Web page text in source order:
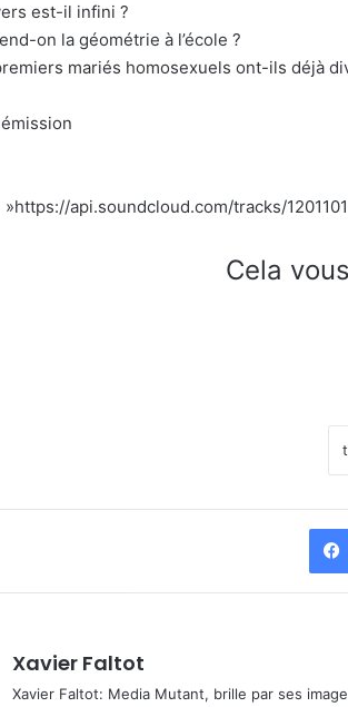
est-il infini ?
on la géométrie à l’école ?
mariés homosexuels ont-ils déjà
api.soundcloud.com/tracks/
Cela
Xavier Faltot
Xavier Faltot: Media Mutant, brille par ses